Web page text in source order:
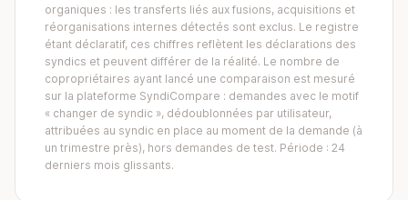
organiques : les transferts liés aux fusions, acquisitions et
réorganisations internes détectés sont exclus. Le registre
étant déclaratif, ces chiffres reflètent les déclarations des
syndics et peuvent différer de la réalité. Le nombre de
copropriétaires ayant lancé une comparaison est mesuré
sur la plateforme SyndiCompare : demandes avec le motif
« changer de syndic », dédoublonnées par utilisateur,
attribuées au syndic en place au moment de la demande (à
un trimestre près), hors demandes de test. Période : 24
derniers mois glissants.